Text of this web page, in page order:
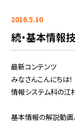
2016.5.10
続・基本情報
最新コンテンツ
みなさんこんにちは！
情報システム科の江
基本情報の解説動画